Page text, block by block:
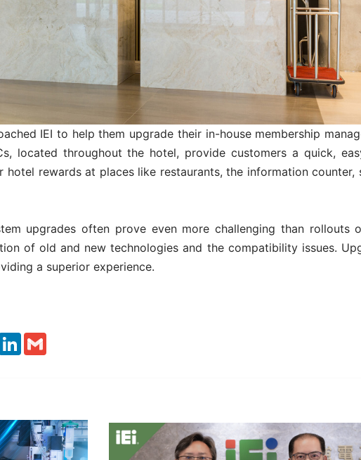
IEI to help them upgrade their in-house membership
located throughout the hotel, provide customers a quick,
rewards at places like restaurants, the information counter,
upgrades often prove even more challenging than rollouts
of old and new technologies and the compatibility issues.
a superior experience.
LinkedInGmail